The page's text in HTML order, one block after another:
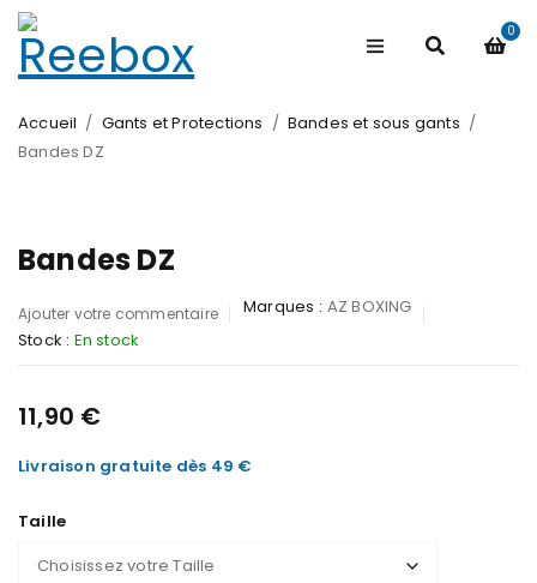
0
Accueil / Gants et Protections / Bandes et sous gants /
Bandes DZ
Bandes DZ
Ajouter votre commentaire Marques : AZ BOXING
Stock : En stock
11,90 €
Livraison gratuite dès 49 €
Taille